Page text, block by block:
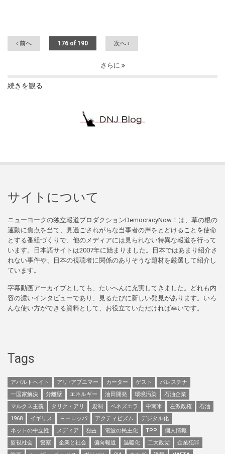
‹ 前へ 176 of 190 次へ ›
さらに
続きを観る
サイトについて
ニューヨークの独立報道プロダクションDemocracyNow！は、草の根の
運動に焦点を当て、見過ごされがちな当事者の声をとどけることを使命
とする番組づくりで、他のメディアには見られない特異な報道を行って
います。日本語サイトは2007年に始まりました。日本ではあまり紹介さ
れない事件や、日本の視聴者に関係のありそうな題材を厳選して紹介し
ています。
字幕動画アーカイブとしても、たいへんに充実してきました。どれも内
容の濃いインタビューであり、見るたびに新しい発見があります。いろ
んな使い方ができる資料として、お役立ていただければ幸いです。
Tags
アパルトヘイト アリ･アブニマー カーター ゲスト
パレスチナ
一国家解決
分離壁 エネルギー 油田開発 環境汚染
石油企業
マルクス主義
タリク・アリ 規制 ベネズエラ 中南米 左派政権
石油
1968
イギリス ヨーロッパ アクティビズム
デジタル化
ネットの中立性
メディア 独占 電波の民主化 TPP
個人情報
監視社会
警察 企業と社会 偏向報道 温暖化 二大政党
企業犯罪